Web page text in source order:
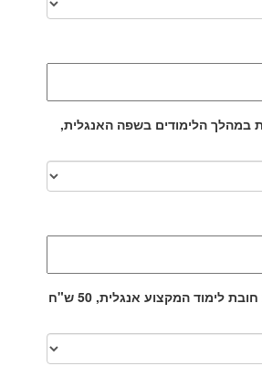
במהלך הלימודים בשפה האנגלית,
אישור על השלמת חובת לימוד המקצוע אנגלית, 50 ש"ח